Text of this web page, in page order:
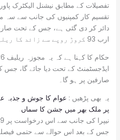
تفصیلات کے مطابق نیشنل الیکٹرک پاور
تقسیم کار کمپنیوں کی جانب سے
ارب 93 کروڑ روپے سے زائد کا ریلیف ملنے کی توقع ہے۔
ایڈجسٹمنٹ کے تحت دیا جائے گا، جس
صارفین پر ہو گا۔
یہ بھی پڑھیں : عوام کا جوش و جذبہ
پر ملک بھر میں جشن کا سماں
جس کے بعد اس حوالے سے حتمی فیصلہ